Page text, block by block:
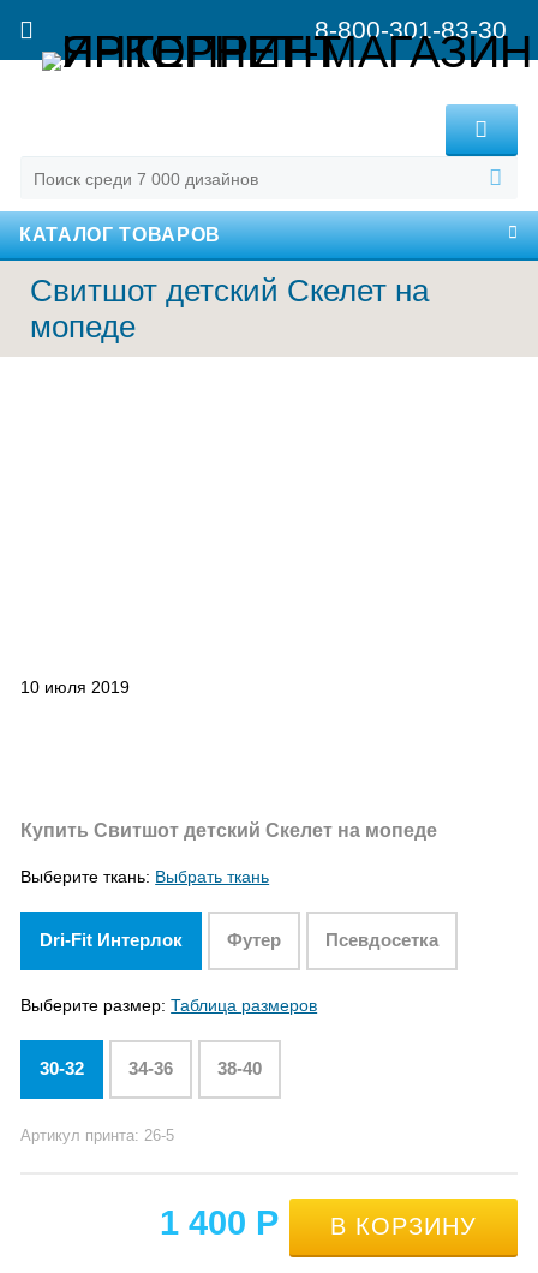
8-800-301-83-30
КАТАЛОГ ТОВАРОВ
Свитшот детский Скелет на
мопеде
10 июля 2019
Купить Свитшот детский Скелет на мопеде
Выберите ткань: Выбрать ткань
Dri-Fit Интерлок Футер Псевдосетка
Выберите размер:Таблица размеров
30-32 34-36 38-40
Артикул принта: 26-5
1 400 Р